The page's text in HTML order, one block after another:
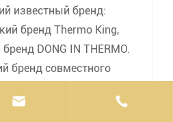
известный бренд:
бренд Thermo King,
DONG IN THERMO.
бренд совместного
 